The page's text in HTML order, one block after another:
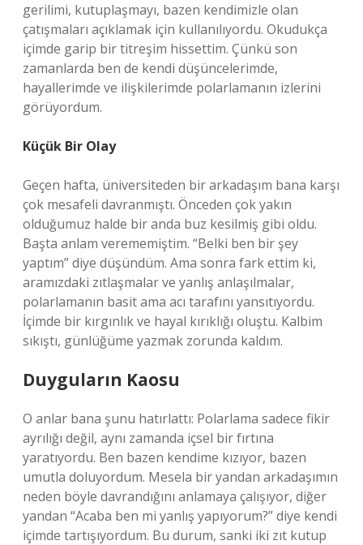
gerilimi, kutuplaşmayı, bazen kendimizle olan
çatışmaları açıklamak için kullanılıyordu. Okudukça
içimde garip bir titreşim hissettim. Çünkü son
zamanlarda ben de kendi düşüncelerimde,
hayallerimde ve ilişkilerimde polarlamanın izlerini
görüyordum.
Küçük Bir Olay
Geçen hafta, üniversiteden bir arkadaşım bana karşı
çok mesafeli davranmıştı. Önceden çok yakın
olduğumuz halde bir anda buz kesilmiş gibi oldu.
Başta anlam verememiştim. “Belki ben bir şey
yaptım” diye düşündüm. Ama sonra fark ettim ki,
aramızdaki zıtlaşmalar ve yanlış anlaşılmalar,
polarlamanın basit ama acı tarafını yansıtıyordu.
İçimde bir kırgınlık ve hayal kırıklığı oluştu. Kalbim
sıkıştı, günlüğüme yazmak zorunda kaldım.
Duyguların Kaosu
O anlar bana şunu hatırlattı: Polarlama sadece fikir
ayrılığı değil, aynı zamanda içsel bir fırtına
yaratıyordu. Ben bazen kendime kızıyor, bazen
umutla doluyordum. Mesela bir yandan arkadaşımın
neden böyle davrandığını anlamaya çalışıyor, diğer
yandan “Acaba ben mi yanlış yapıyorum?” diye kendi
içimde tartışıyordum. Bu durum, sanki iki zıt kutup